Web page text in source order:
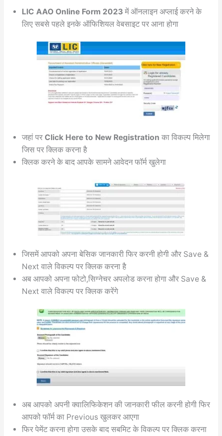
LIC AAO Online Form 2023 में ऑनलाइन अप्लाई करने के
लिए सबसे पहले इनके ऑफिशियल वेबसाइट पर आना होगा
जहां परClick Here to New Registration का विकल्प मिलेगा
जिस पर क्लिक करना है
क्लिक करने के बाद आपके सामने आवेदन फॉर्म खुलेगा
जिसमें आपको अपना बेसिक जानकारी फिर करनी होगी और Save &
Next वाले विकल्प पर क्लिक करना है
अब आपको अपना फोटो,सिग्नेचर अपलोड करना होगा और Save &
Next वाले विकल्प पर क्लिक करेंगे
अब आपको अपनी क्वालिफिकेशन की जानकारी फील करनी होगी फिर
आपको फॉर्म का Previous खुलकर आएगा
फिर पेमेंट करना होगा उसके बाद सबमिट के विकल्प पर क्लिक करना